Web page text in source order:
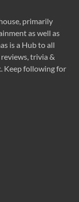
primarily
as well as
is a Hub to all
trivia &
Keep following for